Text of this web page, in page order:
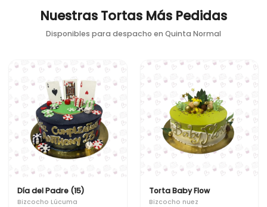
Nuestras Tortas Más Pedidas
Disponibles para despacho en Quinta Normal
Día del Padre (15)
Bizcocho Lúcuma
Torta Baby Flow
Bizcocho nuez